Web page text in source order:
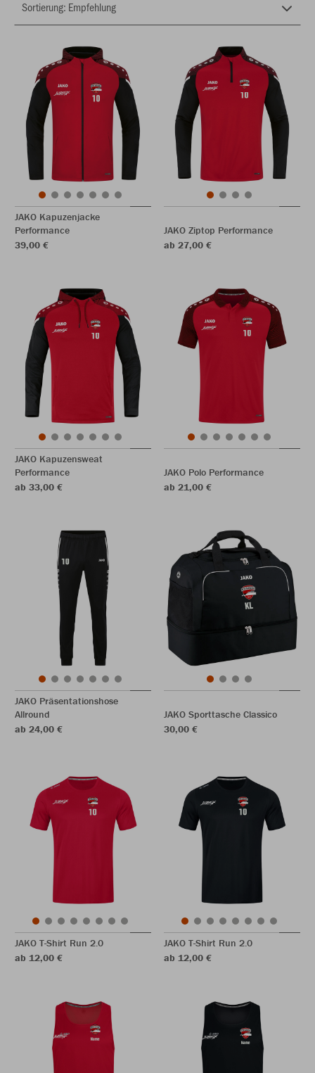
JAKO Kapuzenjacke
Performance
39,00 €
JAKO Ziptop Performance
ab 27,00 €
JAKO Kapuzensweat
Performance
ab 33,00 €
JAKO Polo Performance
ab 21,00 €
JAKO Präsentationshose
Allround
ab 24,00 €
JAKO Sporttasche Classico
30,00 €
JAKO T-Shirt Run 2.0
ab 12,00 €
JAKO T-Shirt Run 2.0
ab 12,00 €